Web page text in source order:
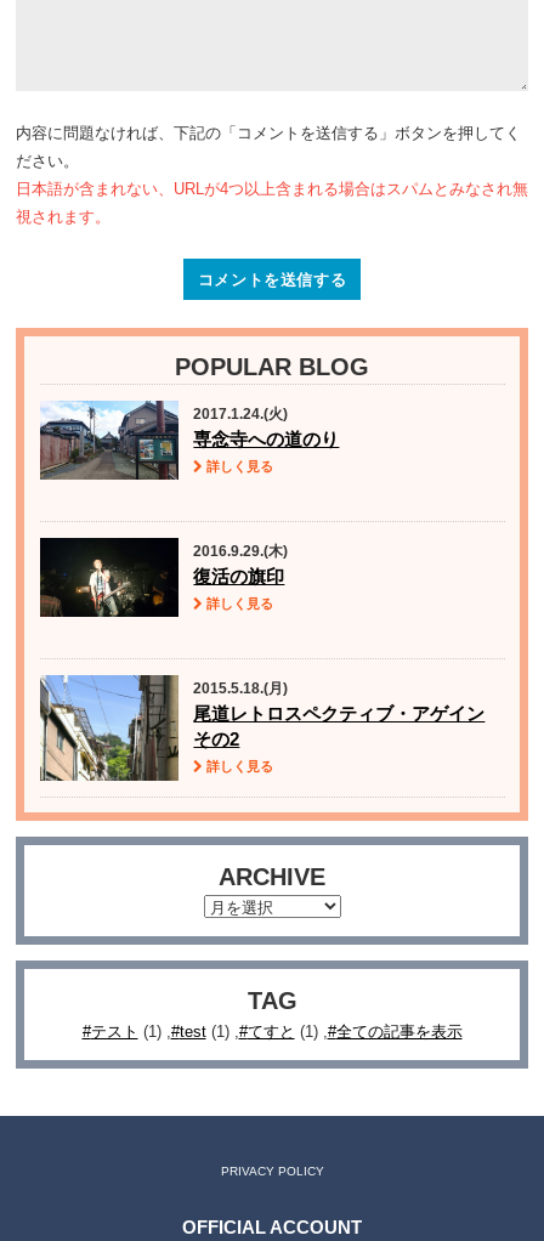
内容に問題なければ、下記の「コメントを送信する」ボタンを押してく
ださい。
日本語が含まれない、URLが4つ以上含まれる場合はスパムとみなされ無
視されます。
POPULAR BLOG
2017.1.24.(火)
専念寺への道のり
詳しく見る
2016.9.29.(木)
復活の旗印
詳しく見る
2015.5.18.(月)
尾道レトロスペクティブ・アゲイン
その2
詳しく見る
ARCHIVE
TAG
テスト (1) test(1) てすと (1) 全ての記事を表示
PRIVACY POLICY
OFFICIAL ACCOUNT